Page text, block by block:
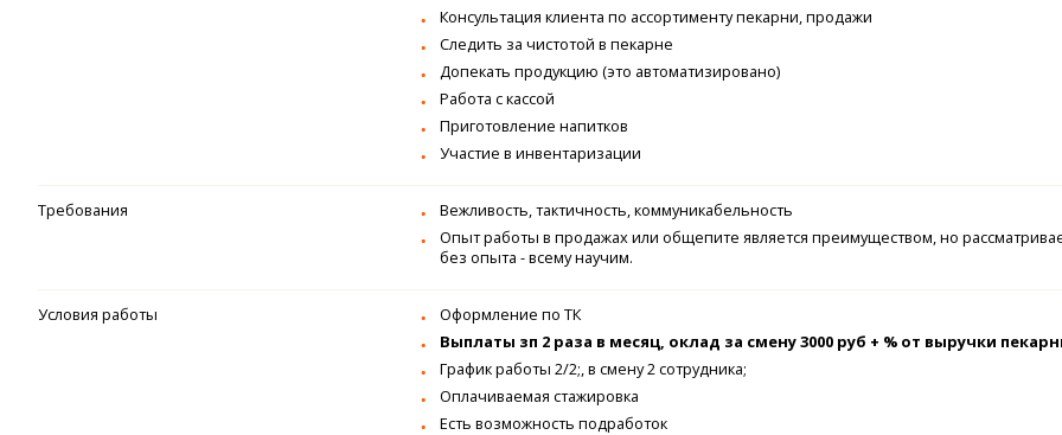
Консультация клиента по ассортименту пекарни, продажи
Следить за чистотой в пекарне
Допекать продукцию (это автоматизировано)
Работа с кассой
Приготовление напитков
Участие в инвентаризации
Требования
Вежливость, тактичность, коммуникабельность
Опыт работы в продажах или общепите является преимуществом, но
без опыта - всему научим.
Условия работы
Оформление по ТК
Выплаты зп 2 раза в месяц, оклад за смену 3000 руб + % от выручки
График работы 2/2;, в смену 2 сотрудника;
Оплачиваемая стажировка
Есть возможность подработок